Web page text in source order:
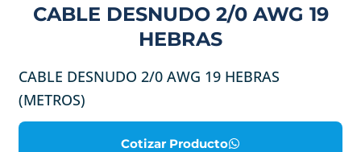
CABLE DESNUDO 2/0 AWG 19
HEBRAS
CABLE DESNUDO 2/0 AWG 19 HEBRAS
(METROS)
Cotizar Producto